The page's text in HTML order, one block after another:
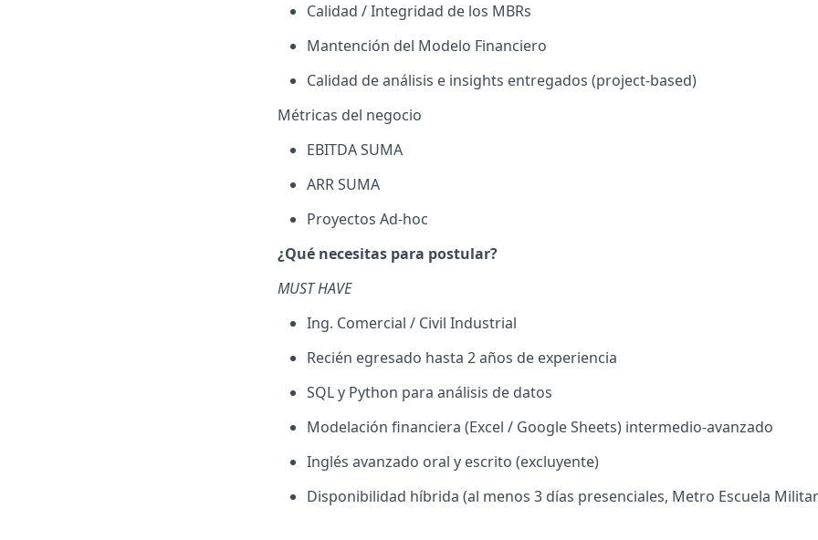
Calidad / Integridad de los MBRs
Mantención del Modelo Financiero
Calidad de análisis e insights entregados (project-based)
Métricas del negocio
EBITDA SUMA
ARR SUMA
Proyectos Ad-hoc
¿Qué necesitas para postular?
MUST HAVE
Ing. Comercial / Civil Industrial
Recién egresado hasta 2 años de experiencia
SQL y Python para análisis de datos
Modelación financiera (Excel / Google Sheets) intermedio-avanzado
Inglés avanzado oral y escrito (excluyente)
Disponibilidad híbrida (al menos 3 días presenciales, Metro Escuela